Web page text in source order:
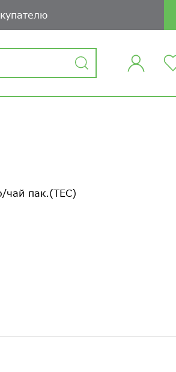
чай пак.(ТЕС)